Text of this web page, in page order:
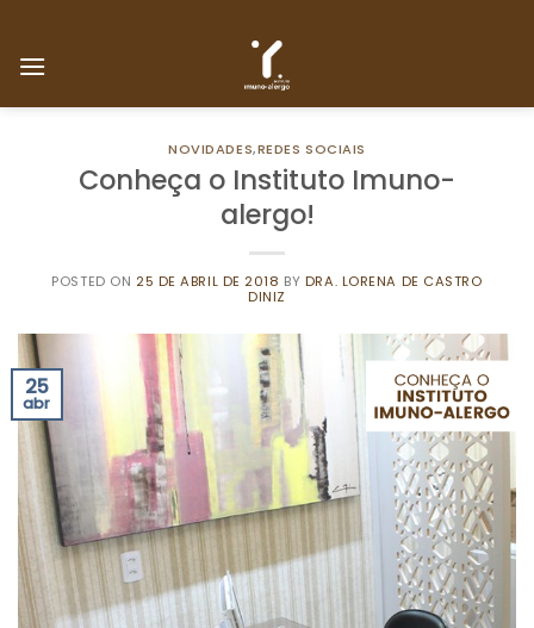
content
NOVIDADES,REDES SOCIAIS
Conheça o Instituto Imuno-
alergo!
POSTED ON 25 DE ABRIL DE 2018 BY DRA. LORENA DE CASTRO
DINIZ
25
abr